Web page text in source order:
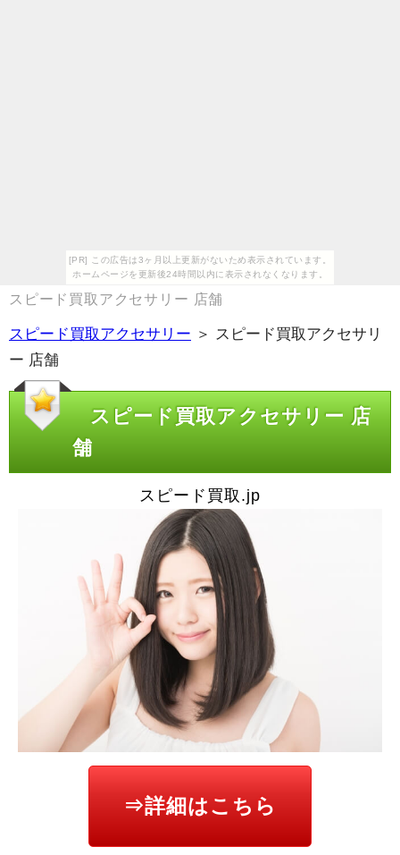
[PR] この広告は3ヶ月以上更新がないため表示されています。
ホームページを更新後24時間以内に表示されなくなります。
スピード買取アクセサリー 店舗
スピード買取アクセサリー ＞ スピード買取アクセサリ
ー 店舗
スピード買取アクセサリー 店
舗
スピード買取.jp
⇒詳細はこちら